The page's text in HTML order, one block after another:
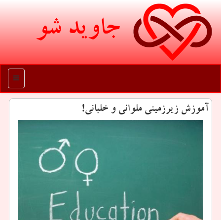
جاوید شو
منو
آموزش زیرزمینی ملوانی و خلبانی!